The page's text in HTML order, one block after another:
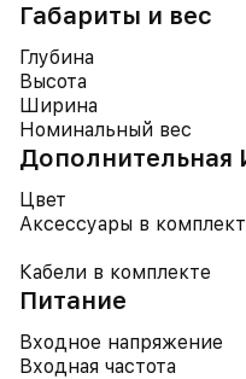
Габариты и вес
Глубина
Высота
Ширина
Номинальный вес
Цвет
Аксессуары в
Кабели в комплекте
Питание
Входное напряжение
Входная частота